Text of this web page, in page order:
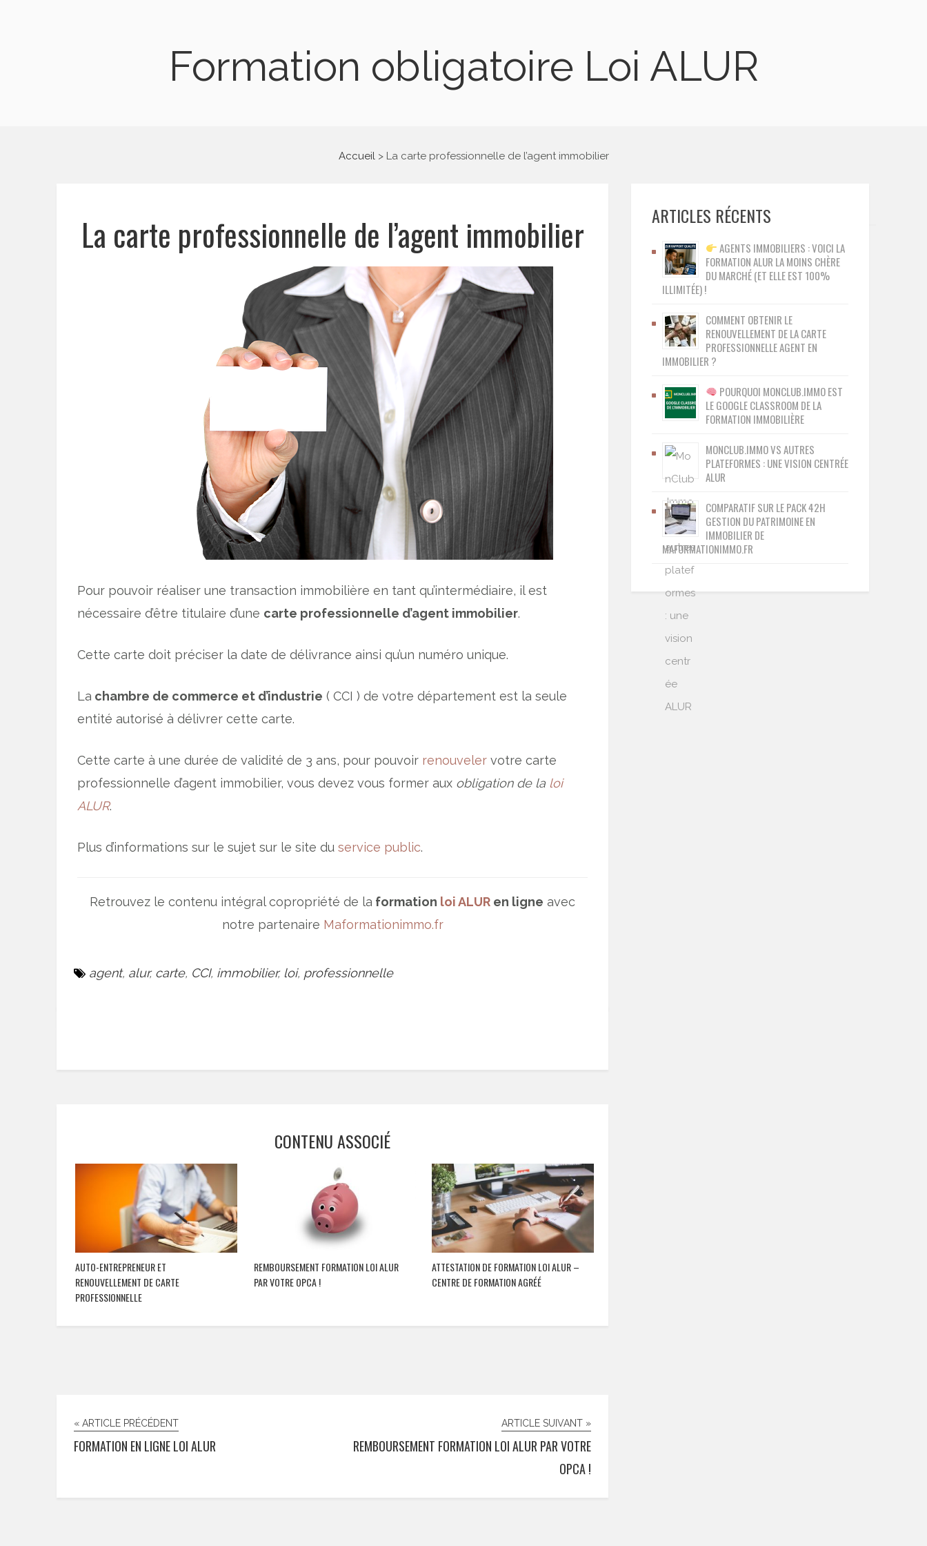
Formation obligatoire Loi ALUR
Accueil La carte professionnelle de l’agent immobilier
La carte professionnelle de l’agent immobilier
Pour pouvoir réaliser une transaction immobilière en tant qu’intermédiaire, il est
nécessaire d’être titulaire d’une carte professionnelle d’agent immobilier.
Cette carte doit préciser la date de délivrance ainsi qu’un numéro unique.
La chambre de commerce et d’industrie ( CCI ) de votre département est la seule
entité autorisé à délivrer cette carte.
Cette carte à une durée de validité de 3 ans, pour pouvoir renouveler votre carte
professionnelle d’agent immobilier, vous devez vous former aux obligation de la loi
ALUR.
Plus d’informations sur le sujet sur le site du service public.
Retrouvez le contenu intégral copropriété de la formation loi ALUR en ligne avec
notre partenaire Maformationimmo.fr
agent, alur, carte, CCI, immobilier, loi, professionnelle
CONTENU ASSOCIÉ
AUTO-ENTREPRENEUR ET
RENOUVELLEMENT DE CARTE
PROFESSIONNELLE
REMBOURSEMENT FORMATION LOI ALUR
PAR VOTRE OPCA !
ATTESTATION DE FORMATION LOI ALUR –
CENTRE DE FORMATION AGRÉÉ
« ARTICLE PRÉCÉDENT
FORMATION EN LIGNE LOI ALUR
ARTICLE SUIVANT »
REMBOURSEMENT FORMATION LOI ALUR PAR VOTRE
OPCA !
ARTICLES RÉCENTS
AGENTS IMMOBILIERS : VOICI LA
FORMATION ALUR LA MOINS CHÈRE
DU MARCHÉ (ET ELLE EST 100%
ILLIMITÉE) !
COMMENT OBTENIR LE
RENOUVELLEMENT DE LA CARTE
PROFESSIONNELLE AGENT EN
IMMOBILIER ?
POURQUOI MONCLUB.IMMO EST
LE GOOGLE CLASSROOM DE LA
FORMATION IMMOBILIÈRE
MONCLUB.IMMO VS AUTRES
PLATEFORMES : UNE VISION CENTRÉE
ALUR
COMPARATIF SUR LE PACK 42H
GESTION DU PATRIMOINE EN
IMMOBILIER DE
MAFORMATIONIMMO.FR